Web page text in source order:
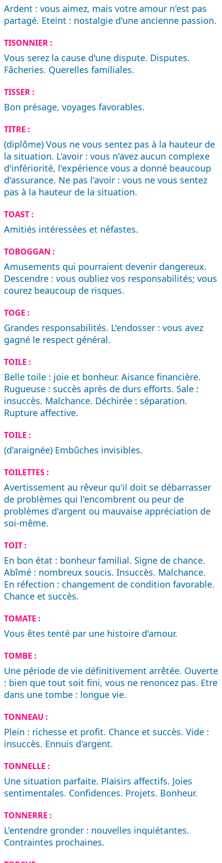
Ardent : vous aimez, mais votre amour n'est pas
partagé. Eteint : nostalgie d'une ancienne passion.
TISONNIER :
Vous serez la cause d'une dispute. Disputes.
Fâcheries. Querelles familiales.
TISSER :
Bon présage, voyages favorables.
TITRE :
(diplôme) Vous ne vous sentez pas à la hauteur de
la situation. L'avoir : vous n'avez aucun complexe
d'infériorité, l'expérience vous a donné beaucoup
d'assurance. Ne pas l'avoir : vous ne vous sentez
pas à la hauteur de la situation.
TOAST :
Amitiés intéressées et néfastes.
TOBOGGAN :
Amusements qui pourraient devenir dangereux.
Descendre : vous oubliez vos responsabilités; vous
courez beaucoup de risques.
TOGE :
Grandes responsabilités. L'endosser : vous avez
gagné le respect général.
TOILE :
Belle toile : joie et bonheur. Aisance financière.
Rugueuse : succès après de durs efforts. Sale :
insuccès. Malchance. Déchirée : séparation.
Rupture affective.
TOILE :
(d'araignée) Embûches invisibles.
TOILETTES :
Avertissement au rêveur qu'il doit se débarrasser
de problèmes qui l'encombrent ou peur de
problèmes d'argent ou mauvaise appréciation de
soi-même.
TOIT :
En bon état : bonheur familial. Signe de chance.
Abîmé : nombreux soucis. Insuccès. Malchance.
En réfection : changement de condition favorable.
Chance et succès.
TOMATE :
Vous êtes tenté par une histoire d'amour.
TOMBE :
Une période de vie définitivement arrêtée. Ouverte
: bien que tout soit fini, vous ne renoncez pas. Etre
dans une tombe : longue vie.
TONNEAU :
Plein : richesse et profit. Chance et succès. Vide :
insuccès. Ennuis d'argent.
TONNELLE :
Une situation parfaite. Plaisirs affectifs. Joies
sentimentales. Confidences. Projets. Bonheur.
TONNERRE :
L'entendre gronder : nouvelles inquiétantes.
Contraintes prochaines.